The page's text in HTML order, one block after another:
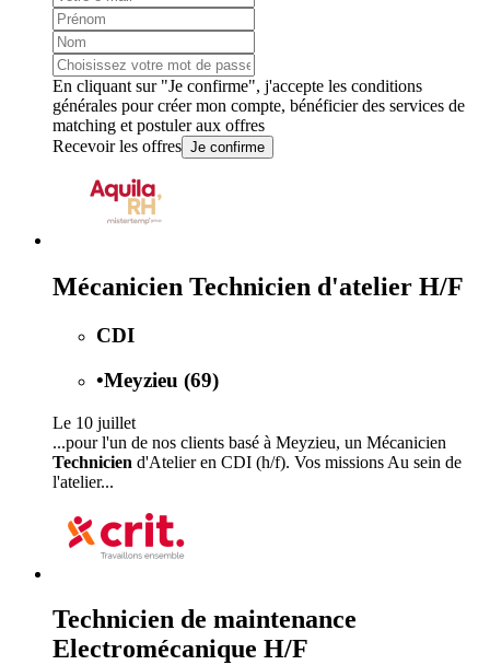
En cliquant sur "Je confirme", j'accepte les conditions
générales pour créer mon compte, bénéficier des services de
matching et postuler aux offres
Recevoir les offres Je confirme
Mécanicien Technicien d'atelier H/F
CDI
•Meyzieu (69)
Le 10 juillet
...pour l'un de nos clients basé à Meyzieu, un Mécanicien
Technicien d'Atelier en CDI (h/f). Vos missions Au sein de
l'atelier...
Technicien de maintenance
Electromécanique H/F